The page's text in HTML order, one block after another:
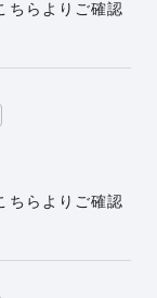
ちらよりご確認
ちらよりご確認